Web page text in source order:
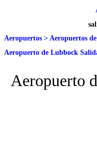
Aeropuertos > Aeropuertos
Aeropuerto de Lubbock
Aeropuerto